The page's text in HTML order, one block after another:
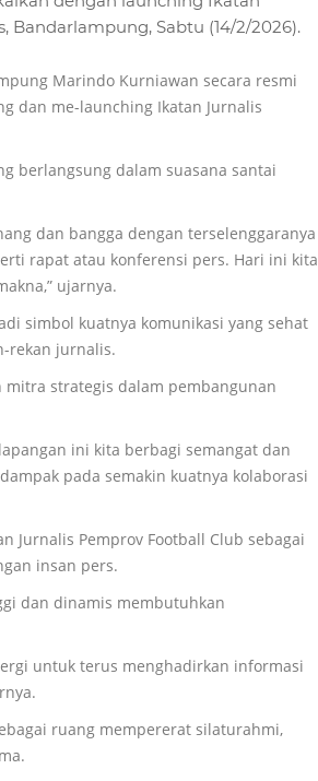
Bandarlampung, Sabtu (14/2/2026).
Marindo Kurniawan secara resmi
dan me-launching Ikatan Jurnalis
berlangsung dalam suasana santai
dan bangga dengan terselenggaranya
rapat atau konferensi pers. Hari ini kita
ujarnya.
simbol kuatnya komunikasi yang sehat
rekan jurnalis.
strategis dalam pembangunan
ini kita berbagi semangat dan
pada semakin kuatnya kolaborasi
Jurnalis Pemprov Football Club sebagai
insan pers.
dan dinamis membutuhkan
untuk terus menghadirkan informasi
ruang mempererat silaturahmi,